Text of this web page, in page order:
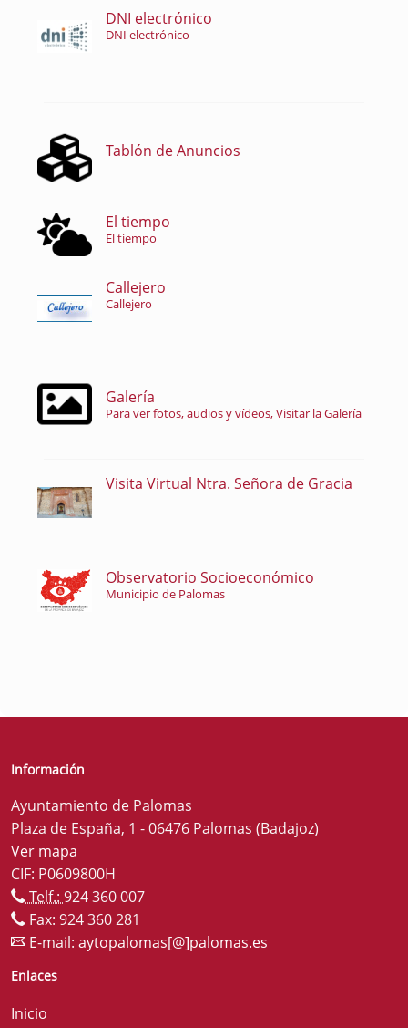
DNI electrónico
DNI electrónico
Tablón de Anuncios
El tiempo
El tiempo
Callejero
Callejero
Galería
Para ver fotos, audios y vídeos, Visitar la Galería
Visita Virtual Ntra. Señora de Gracia
Observatorio Socioeconómico
Municipio de Palomas
Información
Ayuntamiento de Palomas
Plaza de España, 1 - 06476 Palomas (Badajoz)
Ver mapa
CIF: P0609800H
Telf.: 924 360 007
Fax: 924 360 281
E-mail: aytopalomas[@]palomas.es
Enlaces
Inicio